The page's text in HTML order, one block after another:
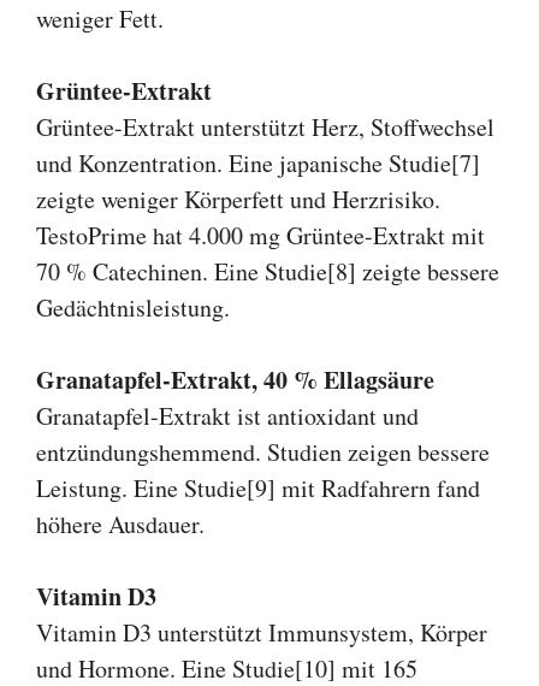
weniger Fett.
Grüntee-Extrakt
Grüntee-Extrakt unterstützt Herz, Stoffwechsel
und Konzentration. Eine japanische Studie[7]
zeigte weniger Körperfett und Herzrisiko.
TestoPrime hat 4.000 mg Grüntee-Extrakt mit
70 % Catechinen. Eine Studie[8] zeigte bessere
Gedächtnisleistung.
Granatapfel-Extrakt, 40 % Ellagsäure
Granatapfel-Extrakt ist antioxidant und
entzündungshemmend. Studien zeigen bessere
Leistung. Eine Studie[9] mit Radfahrern fand
höhere Ausdauer.
Vitamin D3
Vitamin D3 unterstützt Immunsystem, Körper
und Hormone. Eine Studie[10] mit 165